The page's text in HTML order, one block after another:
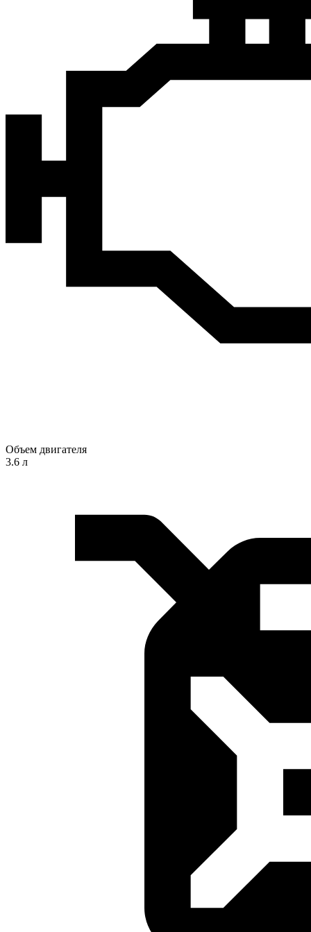
Объем двигателя
3.6 л